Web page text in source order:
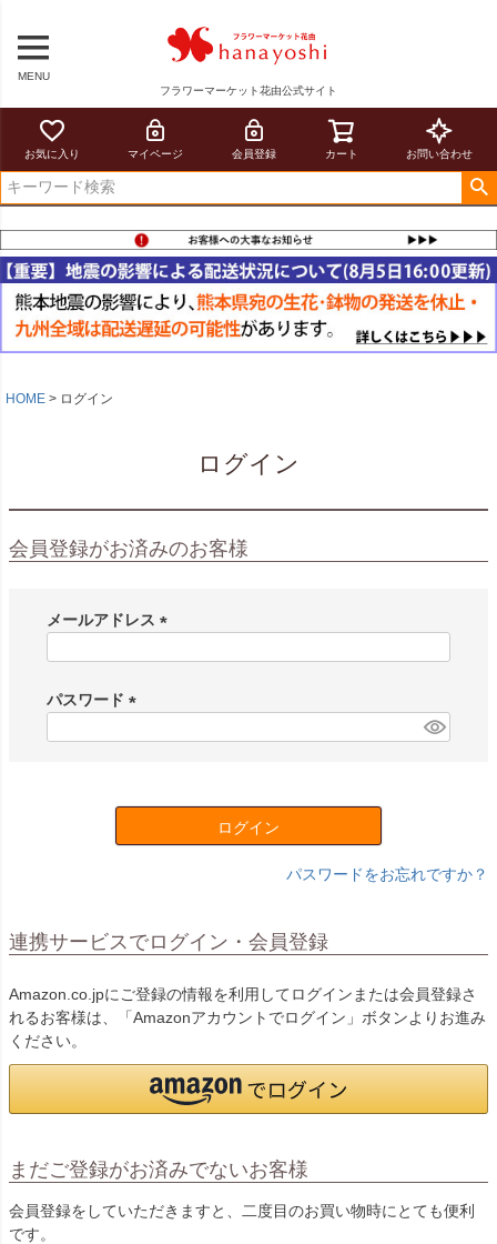
MENU
フラワーマーケット花由公式サイト
お気に入り マイページ 会員登録 カート お問い合わせ
HOME ログイン
ログイン
会員登録がお済みのお客様
メールアドレス
)
パスワード
ログイン
パスワードをお忘れですか？
連携サービスでログイン・会員登録
Amazon.co.jpにご登録の情報を利用してログインまたは会員登録さ
れるお客様は、「Amazonアカウントでログイン」ボタンよりお進み
ください。
まだご登録がお済みでないお客様
会員登録をしていただきますと、二度目のお買い物時にとても便利
です。